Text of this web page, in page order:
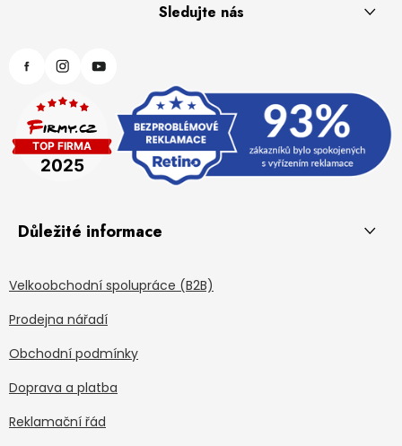
Sledujte nás
Důležité informace
Velkoobchodní spolupráce (B2B)
Prodejna nářadí
Obchodní podmínky
Doprava a platba
Reklamační řád